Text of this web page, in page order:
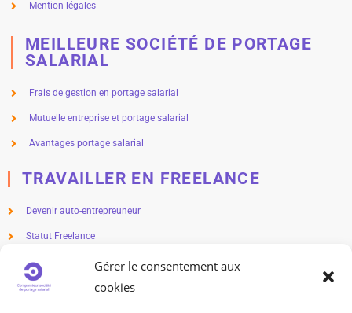
Gérer le consentement aux
cookies
Mention légales
MEILLEURE SOCIÉTÉ DE PORTAGE
SALARIAL
Frais de gestion en portage salarial
Mutuelle entreprise et portage salarial
Avantages portage salarial
TRAVAILLER EN FREELANCE
Devenir auto-entrepreuneur
Statut Freelance
Métier en freelance
Freelance salaire